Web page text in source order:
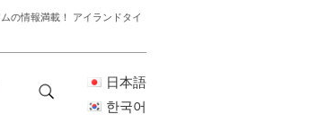
の情報満載！ アイランドタイ
日本語
한국어